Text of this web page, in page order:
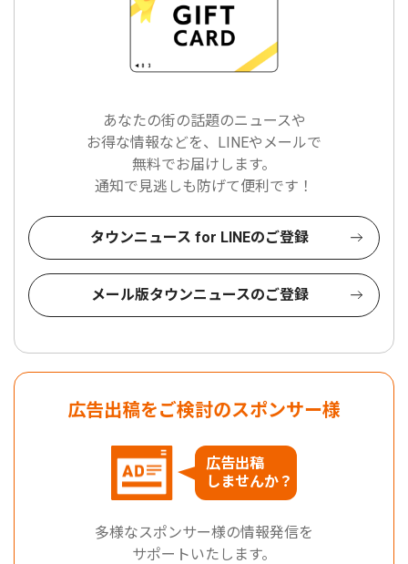
あなたの街の話題のニュースや
お得な情報などを、LINEやメールで
無料でお届けします。
通知で見逃しも防げて便利です！
タウンニュース for LINEのご登録
メール版タウンニュースのご登録
広告出稿をご検討のスポンサー様
広告出稿
しませんか？
多様なスポンサー様の情報発信を
サポートいたします。